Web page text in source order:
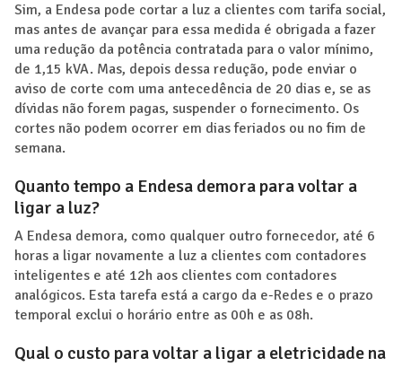
Sim, a Endesa pode cortar a luz a clientes com tarifa social,
mas antes de avançar para essa medida é obrigada a fazer
uma redução da potência contratada para o valor mínimo,
de 1,15 kVA. Mas, depois dessa redução, pode enviar o
aviso de corte com uma antecedência de 20 dias e, se as
dívidas não forem pagas, suspender o fornecimento. Os
cortes não podem ocorrer em dias feriados ou no fim de
semana.
Quanto tempo a Endesa demora para voltar a
ligar a luz?
A Endesa demora, como qualquer outro fornecedor, até 6
horas a ligar novamente a luz a clientes com contadores
inteligentes e até 12h aos clientes com contadores
analógicos. Esta tarefa está a cargo da e-Redes e o prazo
temporal exclui o horário entre as 00h e as 08h.
Qual o custo para voltar a ligar a eletricidade na